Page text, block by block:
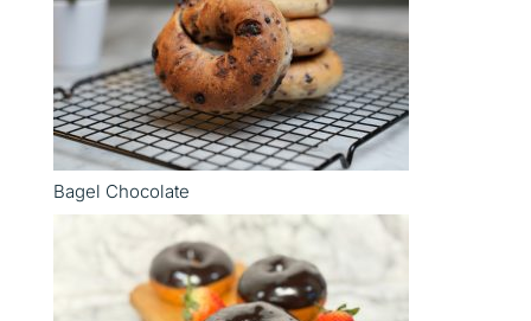
Bagel Chocolate